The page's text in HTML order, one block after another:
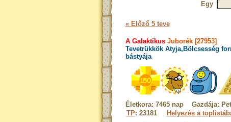
Egy
« Előző 5 teve
A GalaktikusJuborék [27953]
Tevetrükkök Atyja,Bölcsesség
bástyája
Életkora: 7465 nap Gazdája:
TP: 23181 Helyezés a